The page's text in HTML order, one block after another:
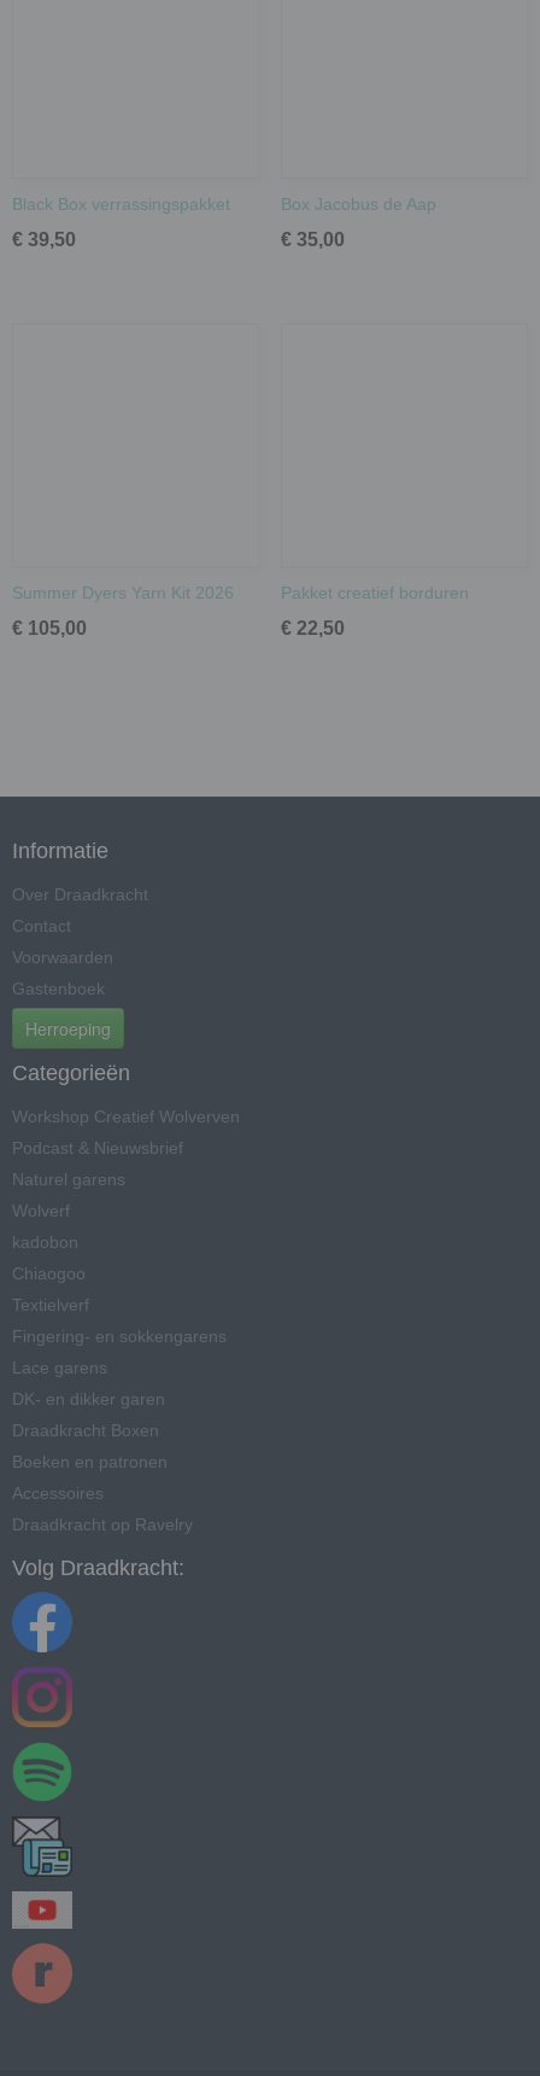
Black Box verrassingspakket
€ 39,50
Box Jacobus de Aap
€ 35,00
Summer Dyers Yarn Kit 2026
€ 105,00
Pakket creatief borduren
€ 22,50
Informatie
Over Draadkracht
Contact
Voorwaarden
Gastenboek
Herroeping
Categorieën
Workshop Creatief Wolverven
Podcast & Nieuwsbrief
Naturel garens
Wolverf
kadobon
Chiaogoo
Textielverf
Fingering- en sokkengarens
Lace garens
DK- en dikker garen
Draadkracht Boxen
Boeken en patronen
Accessoires
Draadkracht op Ravelry
Volg Draadkracht: